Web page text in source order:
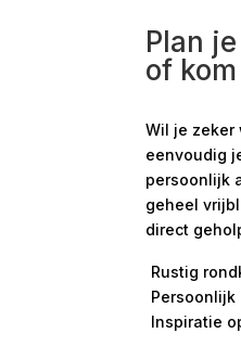
Plan
of
Wil je zeker
eenvoudig
persoonlijk
geheel
direct
Rustig
Inspiratie